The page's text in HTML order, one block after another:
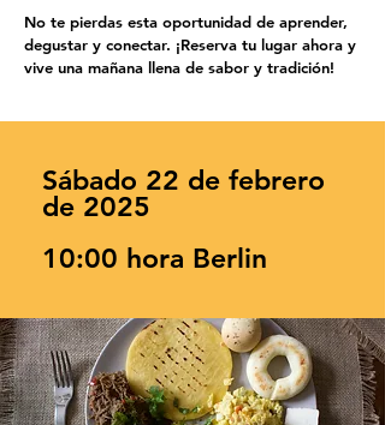
No te pierdas esta oportunidad de aprender,
degustar y conectar. ¡Reserva tu lugar ahora y
vive una mañana llena de sabor y tradición!
Sábado 22 de febrero
de 2025
10:00 hora Berlin